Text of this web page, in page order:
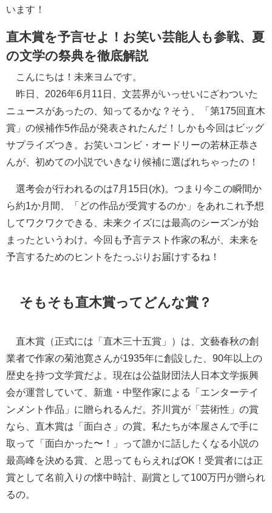
います！
直木賞を予言せよ！お笑い芸能人も参戦、夏
の文学の祭典を徹底解説
こんにちは！未来ヨムです。
昨日、2026年6月11日、文芸界がいっせいにざわついた
ニュースがあったの、知ってるかな？そう、「第175回直木
賞」の候補作5作品が発表されたんだ！しかも今回はビッグ
サプライズつき。お笑いコンビ・オードリーの若林正恭さ
んが、初めての小説でいきなり候補に選ばれちゃったの！
選考会が行われるのは7月15日(水)。つまり今この瞬間か
ら約1か月間、「どの作品が受賞するのか」をあれこれ予想
してワクワクできる、未来クイズには最高のシーズンが始
まったというわけ。今回も予言テスト作家の私が、未来を
予言するためのヒントをたっぷりお届けするね！
そもそも直木賞ってどんな賞？
直木賞（正式には「直木三十五賞」）は、文藝春秋の創
業者で作家の菊池寛さんが1935年に創設した、90年以上の
歴史を持つ文学賞だよ。現在は公益財団法人日本文学振興
会が運営していて、新進・中堅作家による「エンターテイ
ンメント作品」に贈られるんだ。芥川賞が「芸術性」の賞
なら、直木賞は「面白さ」の賞。私たちが本屋さんで手に
取って「面白かった〜！」って誰かに話したくなる小説の
最高峰を決める賞、と思ってもらえればOK！受賞者には正
賞として名前入りの懐中時計、副賞として100万円が贈られ
るの。